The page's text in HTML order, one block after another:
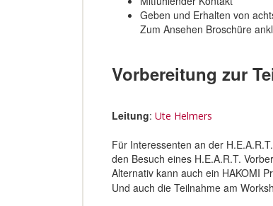
Geben und Erhalten von
Zum Ansehen Broschüre
Vorbereitung zur
Leitung: Ute Helmers
Für Interessenten an der
den Besuch eines H.E.A.R.T.
Alternativ kann auch ein HAKOMI
Und auch die Teilnahme am